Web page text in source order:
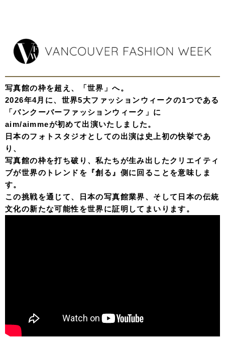
写真館の枠を超え、「世界」へ。
2026年4月に、世界5大ファッションウィークの1つである
「バンクーバーファッションウィーク」に
aim/aimmeが初めて出演いたしました。
日本のフォトスタジオとしての出演は史上初の快挙であ
り、
写真館の枠を打ち破り、私たちが生み出したクリエイティ
ブが世界のトレンドを『創る』側に回ることを意味しま
す。
この挑戦を通じて、日本の写真館業界、そして日本の伝統
文化の新たな可能性を世界に証明してまいります。